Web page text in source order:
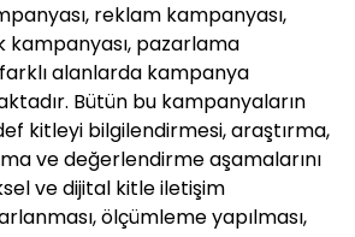
reklam kampanyası,
kampanyası, pazarlama
alanlarda kampanya
Bütün bu kampanyaların
kitleyi bilgilendirmesi, araştırma,
ve değerlendirme aşamalarını
ve dijital kitle iletişim
ölçümleme yapılması,